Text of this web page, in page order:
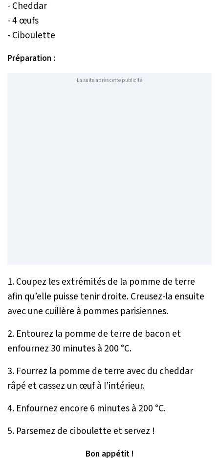
- Cheddar
- 4 œufs
- Ciboulette
Préparation :
La suite après cette publicité
1. Coupez les extrémités de la pomme de terre
afin qu’elle puisse tenir droite. Creusez-la ensuite
avec une cuillère à pommes parisiennes.
2. Entourez la pomme de terre de bacon et
enfournez 30 minutes à 200 °C.
3. Fourrez la pomme de terre avec du cheddar
râpé et cassez un œuf à l’intérieur.
4. Enfournez encore 6 minutes à 200 °C.
5. Parsemez de ciboulette et servez !
Bon appétit !